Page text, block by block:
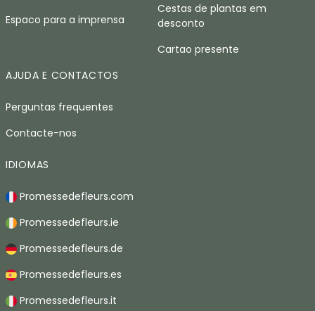
Espaco para a imprensa
Cestas de plantas em
desconto
Cartao presente
AJUDA E CONTACTOS
Perguntas frequentes
Contacte-nos
IDIOMAS
Promessedefleurs.com
Promessedefleurs.ie
Promessedefleurs.de
Promessedefleurs.es
Promessedefleurs.it